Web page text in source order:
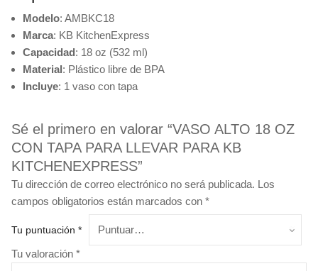
Modelo: AMBKC18
Marca: KB KitchenExpress
Capacidad: 18 oz (532 ml)
Material: Plástico libre de BPA
Incluye: 1 vaso con tapa
Sé el primero en valorar “VASO ALTO 18 OZ
CON TAPA PARA LLEVAR PARA KB
KITCHENEXPRESS”
Tu dirección de correo electrónico no será publicada. Los
campos obligatorios están marcados con *
Tu puntuación *
Tu valoración *